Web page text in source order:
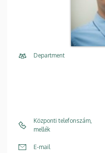
Department
Központi telefonszám,
mellék
E-mail